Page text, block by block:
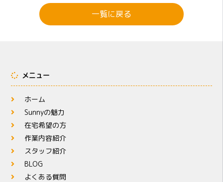
一覧に戻る
メニュー
ホーム
Sunnyの魅力
在宅希望の方
作業内容紹介
スタッフ紹介
BLOG
よくある質問